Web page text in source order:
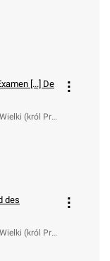
[...] De
(król Pru
des
(król Pru